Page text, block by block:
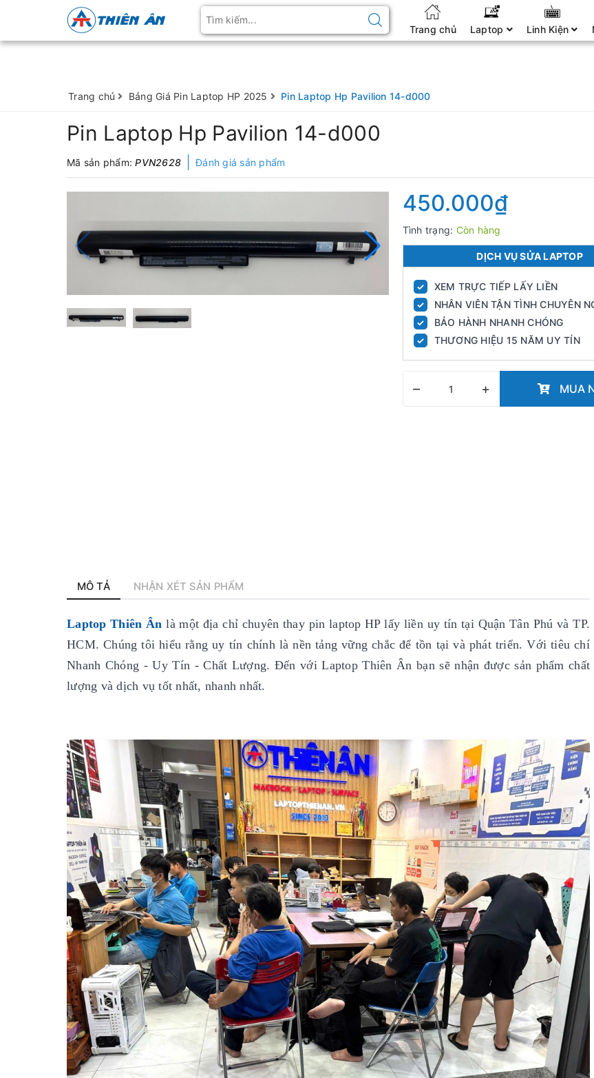
Trang chủ Laptop Linh Kiện
Trang chủ Bảng Giá Pin Laptop HP 2025 Pin Laptop Hp Pavilion 14-d000
Pin Laptop Hp Pavilion 14-d000
Mã sản phẩm:PVN2628 Đánh giá sản phẩm
450.000₫
Tình trạng: Còn hàng
DỊCH VỤ SỬA LAPTOP
✓ XEM TRỰC TIẾP LẤY LIỀN
✓ NHÂN VIÊN TẬN TÌNH CHUYÊN
✓ BẢO HÀNH NHANH CHÓNG
✓ THƯƠNG HIỆU 15 NĂM UY TÍN
– + MUA
MÔ TẢ NHẬN XÉT SẢN PHẨM
Laptop Thiên Ân là một địa chỉ chuyên thay pin laptop HP lấy liền uy tín tại Quận Tân Phú và TP.
HCM. Chúng tôi hiểu rằng uy tín chính là nền tảng vững chắc để tồn tại và phát triển. Với tiêu chí
Nhanh Chóng - Uy Tín - Chất Lượng. Đến với Laptop Thiên Ân bạn sẽ nhận được sản phẩm chất
lượng và dịch vụ tốt nhất, nhanh nhất.